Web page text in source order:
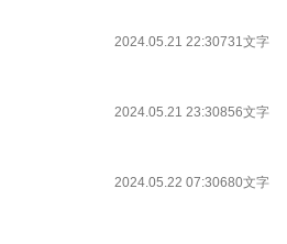
2024.05.21 22:30731文字
2024.05.21 23:30856文字
2024.05.22 07:30680文字